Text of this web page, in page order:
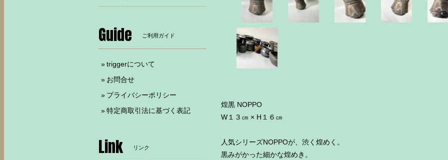
煌黒 NOPPO
W１３㎝ × H１６㎝
人気シリーズNOPPOが、渋く煌めく。
黒みがかった細かな煌めき。
Guide ご利用ガイド
triggerについて
お問合せ
プライバシーポリシー
特定商取引法に基づく表記
Link リンク